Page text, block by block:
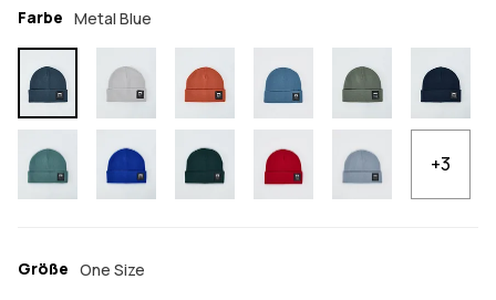
Farbe Metal Blue
+3
Größe One Size